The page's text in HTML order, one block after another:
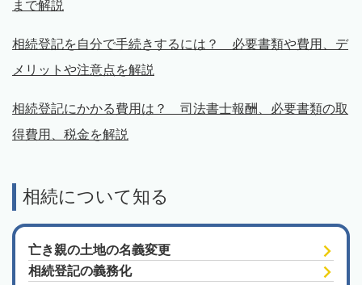
まで解説
相続登記を自分で手続きするには？ 必要書類や費用、デ
メリットや注意点を解説
相続登記にかかる費用は？ 司法書士報酬、必要書類の取
得費用、税金を解説
相続について知る
亡き親の土地の名義変更
相続登記の義務化